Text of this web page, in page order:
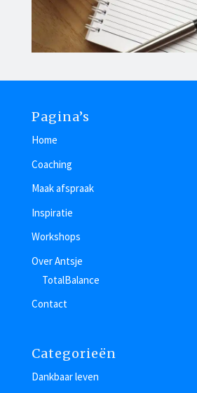
Pagina’s
Home
Coaching
Maak afspraak
Inspiratie
Workshops
Over Antsje
TotalBalance
Contact
Categorieën
Dankbaar leven